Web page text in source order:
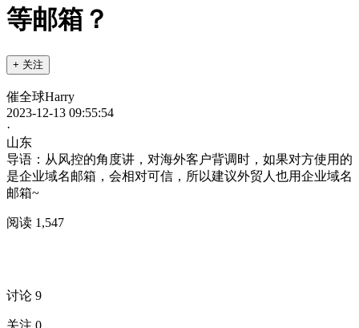
等邮箱？
+ 关注
催全球Harry
2023-12-13 09:55:54
·
山东
导语：从风控的角度讲，对海外客户背调时，如果对方使用的
是企业域名邮箱，会相对可信，所以建议外贸人也用企业域名
邮箱~
阅读 1,547
讨论 9
关注 0